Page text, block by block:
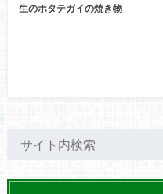
生のホタテガイの焼き物